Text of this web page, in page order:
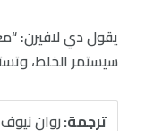
يقول دي لافيرن:
سيستمر الخلط،
ترجمة:روان نيوف